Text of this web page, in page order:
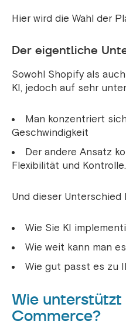
Hier wird die Wahl der
Der eigentliche
Sowohl Shopify als
KI, jedoch auf sehr
Man konzentriert
Geschwindigkeit
Der andere Ansatz
Flexibilität und Kontrolle.
Und dieser Unterschied
Wie Sie KI
Wie weit kann man
Wie gut passt es zu
Wie unterstützt
Commerce?